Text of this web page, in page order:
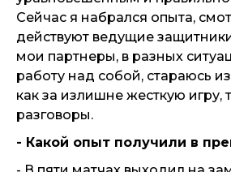
Сейчас я набрался опыта,
действуют ведущие
мои партнеры, в разных
работу над собой, стараюсь
как за излишне жесткую игру,
разговоры.
- Какой опыт получили в